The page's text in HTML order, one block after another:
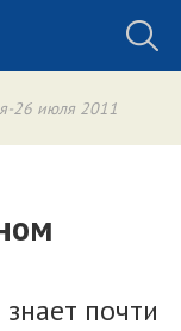
26 июля 2011
почти